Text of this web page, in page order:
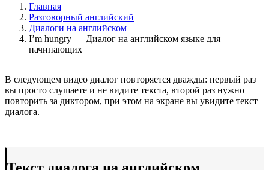
Главная
Разговорный английский
Диалоги на английском
I’m hungry — Диалог на английском языке для
начинающих
В следующем видео диалог повторяется дважды: первый раз
вы просто слушаете и не видите текста, второй раз нужно
повторить за диктором, при этом на экране вы увидите текст
диалога.